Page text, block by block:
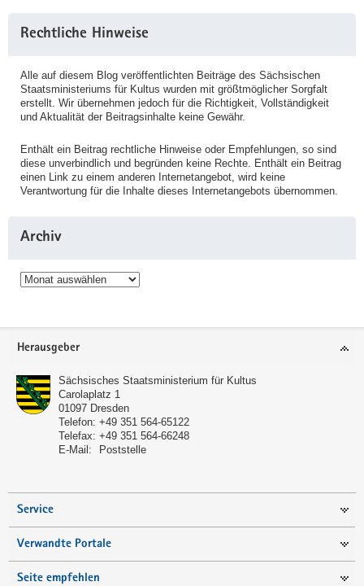
Rechtliche Hinweise
Alle auf diesem Blog veröffentlichten Beiträge des Sächsischen
Staatsministeriums für Kultus wurden mit größtmöglicher Sorgfalt
erstellt. Wir übernehmen jedoch für die Richtigkeit, Vollständigkeit
und Aktualität der Beitragsinhalte keine Gewähr.
Enthält ein Beitrag rechtliche Hinweise oder Empfehlungen, so sind
diese unverbindlich und begründen keine Rechte. Enthält ein Beitrag
einen Link zu einem anderen Internetangebot, wird keine
Verantwortung für die Inhalte dieses Internetangebots übernommen.
Archiv
Archiv
Service
Herausgeber
Sächsisches Staatsministerium für Kultus
Carolaplatz 1
01097 Dresden
Telefon: +49 351 564-65122
Telefax: +49 351 564-66248
E-Mail:
Poststelle
Service
Verwandte Portale
Seite empfehlen